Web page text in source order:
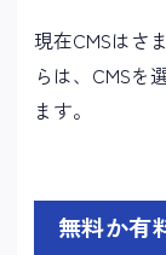
現在CMSはさ
らは、CMSを
ます。
無料か有